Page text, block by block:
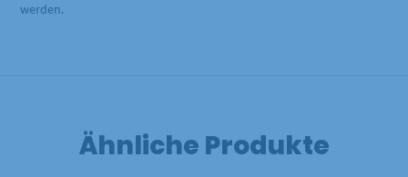
werden.
Ähnliche Produkte